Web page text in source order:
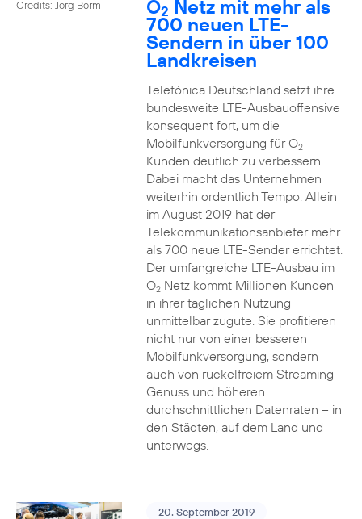
Credits: Jörg Borm O2 Netz mit mehr als
700 neuen LTE-
Sendern in über 100
Landkreisen
Telefónica Deutschland setzt ihre
bundesweite LTE-Ausbauoffensive
konsequent fort, um die
Mobilfunkversorgung für O2
Kunden deutlich zu verbessern.
Dabei macht das Unternehmen
weiterhin ordentlich Tempo. Allein
im August 2019 hat der
Telekommunikationsanbieter mehr
als 700 neue LTE-Sender errichtet.
Der umfangreiche LTE-Ausbau im
O2Netz kommt Millionen Kunden
in ihrer täglichen Nutzung
unmittelbar zugute. Sie profitieren
nicht nur von einer besseren
Mobilfunkversorgung, sondern
auch von ruckelfreiem Streaming-
Genuss und höheren
durchschnittlichen Datenraten – in
den Städten, auf dem Land und
unterwegs.
20. September 2019